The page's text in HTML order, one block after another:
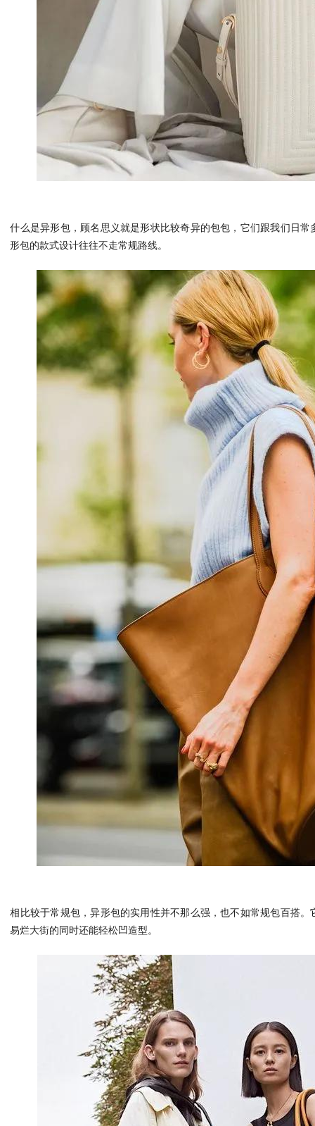
什么是异形包，顾名思义就是形状比较奇异的包包，它们跟我们日
形包的款式设计往往不走常规路线。
相比较于常规包，异形包的实用性并不那么强，也不如常规包百搭
易烂大街的同时还能轻松凹造型。